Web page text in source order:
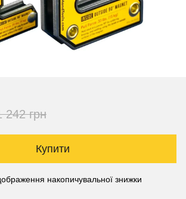
242 грн
Купити
накопичувальної знижки